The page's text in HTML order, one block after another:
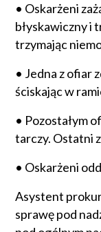
• Oskarżeni
błyskawiczny i
trzymając
• Jedna z ofiar
ściskając w
• Pozostałym
tarczy. Ostatni
• Oskarżeni
Asystent
sprawę pod